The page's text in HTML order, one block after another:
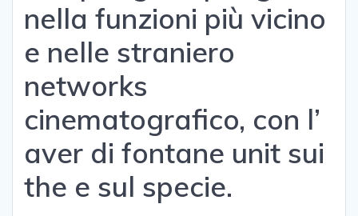
nella funzioni più vicino
e nelle straniero
networks
cinematografico, con l’
aver di fontane unit sui
the e sul specie.